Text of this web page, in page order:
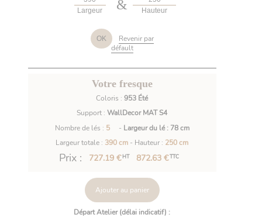
Largeur & Hauteur
OK
Revenir par
défault
Votre fresque
Coloris :953 Été
Support :WallDecor MAT S4
Nombre de lés : 5 - Largeur du lé : 78 cm
Largeur totale : 390 cm - Hauteur : 250 cm
Prix : 727.19 €HT 872.63 €TTC
Ajouter au panier
Départ Atelier (délai indicatif) :